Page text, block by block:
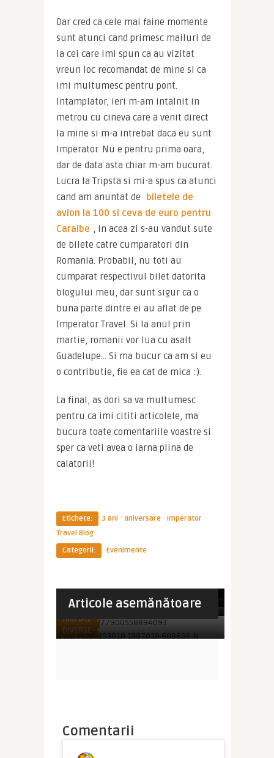
Dar cred ca cele mai faine momente
sunt atunci cand primesc mailuri de
la cei care imi spun ca au vizitat
vreun loc recomandat de mine si ca
imi multumesc pentru pont.
Intamplator, ieri m-am intalnit in
metrou cu cineva care a venit direct
la mine si m-a intrebat daca eu sunt
Imperator. Nu e pentru prima oara,
dar de data asta chiar m-am bucurat.
Lucra la Tripsta si mi-a spus ca atunci
cand am anuntat de
biletele de
avion la 100 si ceva de euro pentru
Caraibe , in acea zi s-au vandut sute
de bilete catre cumparatori din
Romania. Probabil, nu toti au
cumparat respectivul bilet datorita
blogului meu, dar sunt sigur ca o
buna parte dintre ei au aflat de pe
Imperator Travel. Si la anul prin
martie, romanii vor lua cu asalt
Guadelupe… Si ma bucur ca am si eu
o contributie, fie ea cat de mica :).
La final, as dori sa va multumesc
pentru ca imi cititi articolele, ma
bucura toate comentariile voastre si
sper ca veti avea o iarna plina de
calatorii!
Etichete: 3 ani· aniversare· Imperator
Travel Blog
Categorii:
Evenimente
Articole asemănătoare
EVENIMENTE
DIVERSE
Imperator Travel Blog a implinit 4
ani :)
DIVERSE
Imperator
Comentarii